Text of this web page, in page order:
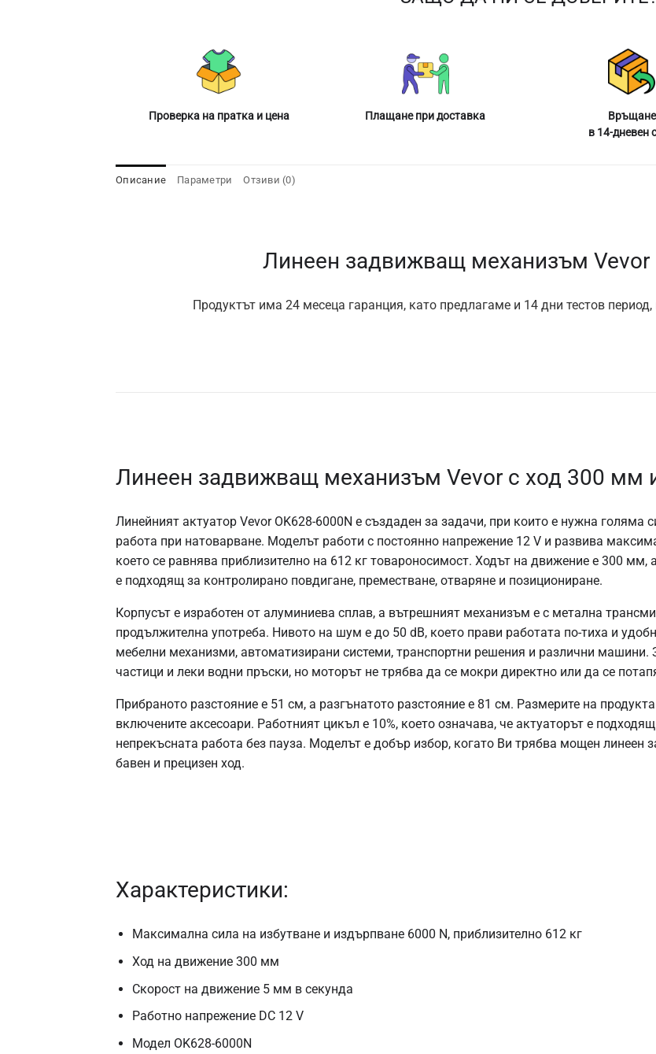
Проверка на пратка и цена Плащане при доставка
Връщане
в 14-дневен
Описание Параметри Отзиви (0)
Линеен задвижващ механизъм Vevor
Продуктът има 24 месеца гаранция, като предлагаме и 14 дни тестов
Линеен задвижващ механизъм Vevor с ход 300 мм
Линейният актуатор Vevor OK628-6000N е създаден за задачи, при които е нужна
работа при натоварване. Моделът работи с постоянно напрежение 12 V и развива
което се равнява приблизително на 612 кг товароносимост. Ходът на движение е 300 мм,
е подходящ за контролирано повдигане, преместване, отваряне и позициониране.
Корпусът е изработен от алуминиева сплав, а вътрешният механизъм е с метална
продължителна употреба. Нивото на шум е до 50 dB, което прави работата по-тиха и
мебелни механизми, автоматизирани системи, транспортни решения и различни машини.
частици и леки водни пръски, но моторът не трябва да се мокри директно или да се
Прибраното разстояние е 51 см, а разгънатото разстояние е 81 см. Размерите на
включените аксесоари. Работният цикъл е 10%, което означава, че актуаторът е
непрекъсната работа без пауза. Моделът е добър избор, когато Ви трябва мощен
бавен и прецизен ход.
Характеристики:
Максимална сила на избутване и издърпване 6000 N, приблизително 612 кг
Ход на движение 300 мм
Скорост на движение 5 мм в секунда
Работно напрежение DC 12 V
Модел OK628-6000N